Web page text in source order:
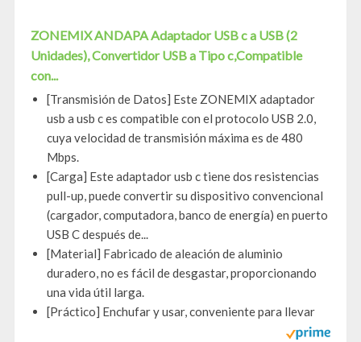
ZONEMIX ANDAPA Adaptador USB c a USB (2
Unidades), Convertidor USB a Tipo c,Compatible
con...
[Transmisión de Datos] Este ZONEMIX adaptador
usb a usb c es compatible con el protocolo USB 2.0,
cuya velocidad de transmisión máxima es de 480
Mbps.
[Carga] Este adaptador usb c tiene dos resistencias
pull-up, puede convertir su dispositivo convencional
(cargador, computadora, banco de energía) en puerto
USB C después de...
[Material] Fabricado de aleación de aluminio
duradero, no es fácil de desgastar, proporcionando
una vida útil larga.
[Práctico] Enchufar y usar, conveniente para llevar